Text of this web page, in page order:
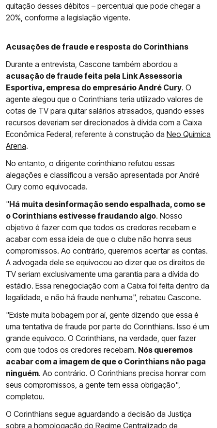
quitação desses débitos – percentual que pode chegar a
20%, conforme a legislação vigente.
Acusações de fraude e resposta do Corinthians
Durante a entrevista, Cascone também abordou a
acusação de fraude feita pela Link Assessoria
Esportiva, empresa do empresário André Cury. O
agente alegou que o Corinthians teria utilizado valores de
cotas de TV para quitar salários atrasados, quando esses
recursos deveriam ser direcionados à dívida com a Caixa
Econômica Federal, referente à construção da Neo Química
Arena.
No entanto, o dirigente corinthiano refutou essas
alegações e classificou a versão apresentada por André
Cury como equivocada.
"Há muita desinformação sendo espalhada, como se
o Corinthians estivesse fraudando algo. Nosso
objetivo é fazer com que todos os credores recebam e
acabar com essa ideia de que o clube não honra seus
compromissos. Ao contrário, queremos acertar as contas.
A advogada dele se equivocou ao dizer que os direitos de
TV seriam exclusivamente uma garantia para a dívida do
estádio. Essa renegociação com a Caixa foi feita dentro da
legalidade, e não há fraude nenhuma", rebateu Cascone.
"Existe muita bobagem por aí, gente dizendo que essa é
uma tentativa de fraude por parte do Corinthians. Isso é um
grande equívoco. O Corinthians, na verdade, quer fazer
com que todos os credores recebam. Nós queremos
acabar com a imagem de que o Corinthians não paga
ninguém. Ao contrário. O Corinthians precisa honrar com
seus compromissos, a gente tem essa obrigação",
completou.
O Corinthians segue aguardando a decisão da Justiça
sobre a homologação do Regime Centralizado de